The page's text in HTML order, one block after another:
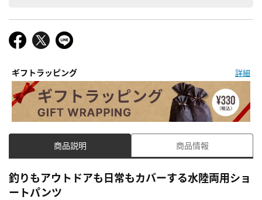
ギフトラッピング 詳細
商品説明 商品情報
釣りもアウトドアも日常もカバーする水陸両用ショ
ートパンツ